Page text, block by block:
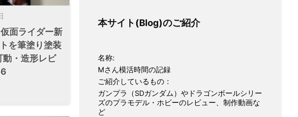
面ライダー新
を筆塗り塗装
動・造形レビ
本サイト(Blog)のご紹介
名称:
Mさん模活時間の記録
ご紹介しているもの：
ガンプラ（SDガンダム）やドラゴンボールシリー
ズのプラモデル・ホビーのレビュー、制作動画な
ど